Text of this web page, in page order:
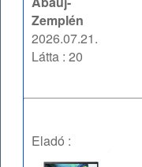
Zemplén
2026.07.21.
Látta : 20
Eladó :